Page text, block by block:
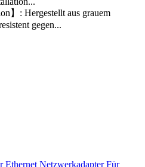
】: Hergestellt aus grauem
gegen...
Netzwerkadapter Für